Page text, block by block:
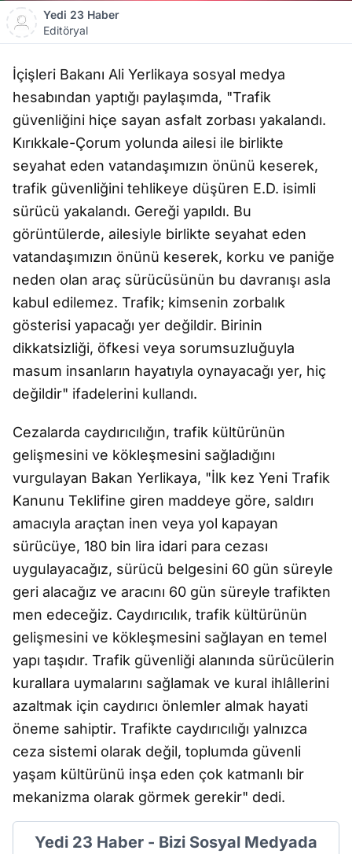
Yedi 23 Haber
Editöryal
İçişleri Bakanı Ali Yerlikaya sosyal medya
hesabından yaptığı paylaşımda, "Trafik
güvenliğini hiçe sayan asfalt zorbası yakalandı.
Kırıkkale-Çorum yolunda ailesi ile birlikte
seyahat eden vatandaşımızın önünü keserek,
trafik güvenliğini tehlikeye düşüren E.D. isimli
sürücü yakalandı. Gereği yapıldı. Bu
görüntülerde, ailesiyle birlikte seyahat eden
vatandaşımızın önünü keserek, korku ve paniğe
neden olan araç sürücüsünün bu davranışı asla
kabul edilemez. Trafik; kimsenin zorbalık
gösterisi yapacağı yer değildir. Birinin
dikkatsizliği, öfkesi veya sorumsuzluğuyla
masum insanların hayatıyla oynayacağı yer, hiç
değildir" ifadelerini kullandı.
Cezalarda caydırıcılığın, trafik kültürünün
gelişmesini ve kökleşmesini sağladığını
vurgulayan Bakan Yerlikaya, "İlk kez Yeni Trafik
Kanunu Teklifine giren maddeye göre, saldırı
amacıyla araçtan inen veya yol kapayan
sürücüye, 180 bin lira idari para cezası
uygulayacağız, sürücü belgesini 60 gün süreyle
geri alacağız ve aracını 60 gün süreyle trafikten
men edeceğiz. Caydırıcılık, trafik kültürünün
gelişmesini ve kökleşmesini sağlayan en temel
yapı taşıdır. Trafik güvenliği alanında sürücülerin
kurallara uymalarını sağlamak ve kural ihlâllerini
azaltmak için caydırıcı önlemler almak hayati
öneme sahiptir. Trafikte caydırıcılığı yalnızca
ceza sistemi olarak değil, toplumda güvenli
yaşam kültürünü inşa eden çok katmanlı bir
mekanizma olarak görmek gerekir" dedi.
Yedi 23 Haber - Bizi Sosyal Medyada